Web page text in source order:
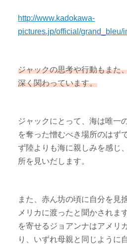
http://www.kadokawa-
pictures.jp/official/grand_bleu/
ジャックの思考や行動もまた
深く関わっています。
ジャックにとって、海は唯一
を奪った憎むべき場所のはず
ず陸よりも海に親しみを感じ
所を見いだします。
また、赤ん坊の頃に自分を見
メリカに渡ったと聞かされま
を寄せるジョアンナはアメリ
り、いずれ母親と同じように